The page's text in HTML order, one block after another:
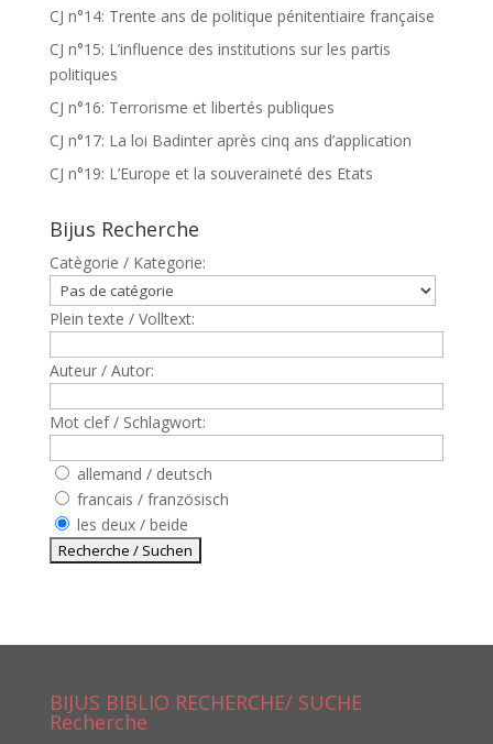
CJ n°14: Trente ans de politique pénitentiaire française
CJ n°15: L’influence des institutions sur les partis
politiques
CJ n°16: Terrorisme et libertés publiques
CJ n°17: La loi Badinter après cinq ans d’application
CJ n°19: L’Europe et la souveraineté des Etats
Bijus Recherche
Catègorie / Kategorie:
Plein texte / Volltext:
Auteur / Autor:
Mot clef / Schlagwort:
allemand / deutsch
francais / französisch
les deux / beide
BIJUS BIBLIO RECHERCHE/ SUCHE
Recherche